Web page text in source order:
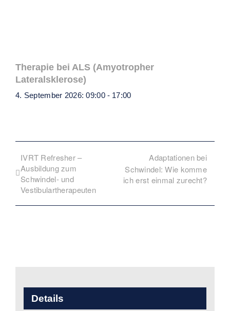
Therapie bei ALS (Amyotropher
Lateralsklerose)
4. September 2026: 09:00 - 17:00
IVRT Refresher –
Ausbildung zum
Schwindel- und
Vestibulartherapeuten
Adaptationen bei
Schwindel: Wie komme
ich erst einmal zurecht?
Details